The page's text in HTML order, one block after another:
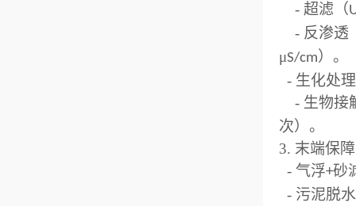
- 超滤（
- 反渗透
μS/cm）。
- 生化处
- 生物接
次）。
3. 末端保
- 气浮+砂
- 污泥脱